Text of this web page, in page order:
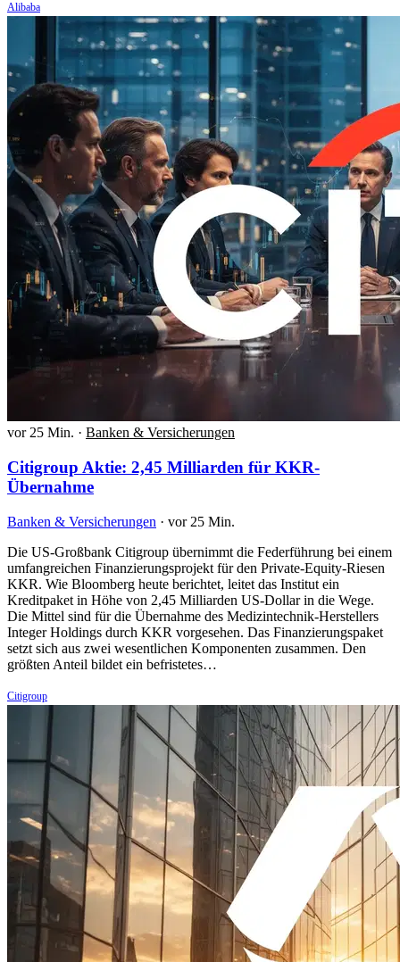
Alibaba
vor 25 Min. · Banken & Versicherungen
Citigroup Aktie: 2,45 Milliarden für KKR-
Übernahme
Banken & Versicherungen · vor 25 Min.
Die US-Großbank Citigroup übernimmt die Federführung bei einem
umfangreichen Finanzierungsprojekt für den Private-Equity-Riesen
KKR. Wie Bloomberg heute berichtet, leitet das Institut ein
Kreditpaket in Höhe von 2,45 Milliarden US-Dollar in die Wege.
Die Mittel sind für die Übernahme des Medizintechnik-Herstellers
Integer Holdings durch KKR vorgesehen. Das Finanzierungspaket
setzt sich aus zwei wesentlichen Komponenten zusammen. Den
größten Anteil bildet ein befristetes…
Citigroup